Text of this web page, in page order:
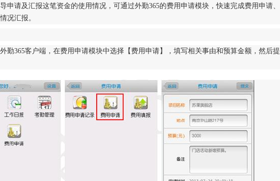
申请及汇报这笔资金的使用情况，可通过外勤365的费用申请模块，快速完成费用申请、
况汇报。
勤365客户端，在费用申请模块中选择【费用申请】，填写相关事由和预算金额，然后提